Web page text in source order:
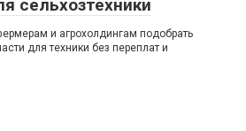
сельхозтехники
и агрохолдингам подобрать
для техники без переплат и